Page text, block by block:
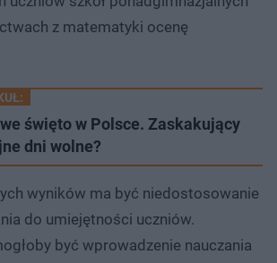
z matematyki ocenę
święto w Polsce. Zaskakujący
dni wolne?
wyników ma być niedostosowanie
do umiejętności uczniów.
być wprowadzenie nauczania